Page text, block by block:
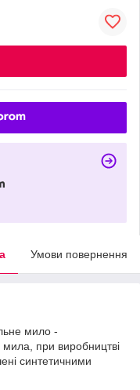
Умови повернення
мило -
при виробництві
синтетичними